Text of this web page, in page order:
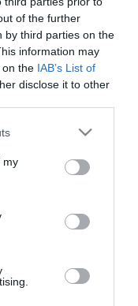
of the further
by third parties on the
information may
on the IAB’s List of
disclose it to other
or more Google
You may click to
third-party tags to
in below Google
my
Β.Ζελένσκι!
– Όπλα; -
συνδρομή κατά
- Κανείς δεν
μυστικό